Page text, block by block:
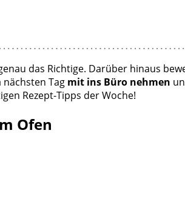
das Richtige. Darüber hinaus
Tag mit ins Büro nehmen
Rezept-Tipps der Woche!
Ofen